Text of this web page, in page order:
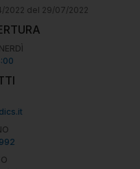
a volte
ci
di alta
2022 del 29/07/2022